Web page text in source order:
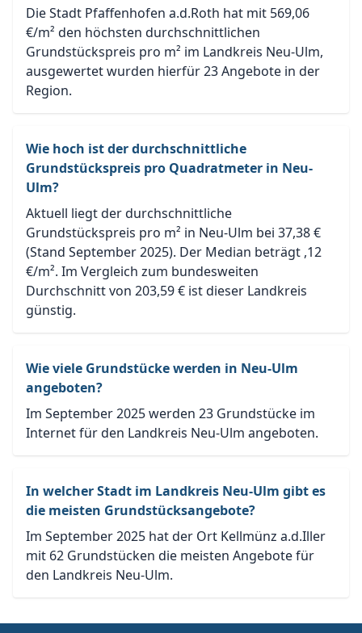
Die Stadt Pfaffenhofen a.d.Roth hat mit 569,06
€/m² den höchsten durchschnittlichen
Grundstückspreis pro m² im Landkreis Neu-Ulm,
ausgewertet wurden hierfür 23 Angebote in der
Region.
Wie hoch ist der durchschnittliche
Grundstückspreis pro Quadratmeter in Neu-
Ulm?
Aktuell liegt der durchschnittliche
Grundstückspreis pro m² in Neu-Ulm bei 37,38 €
(Stand September 2025). Der Median beträgt ,12
€/m². Im Vergleich zum bundesweiten
Durchschnitt von 203,59 € ist dieser Landkreis
günstig.
Wie viele Grundstücke werden in Neu-Ulm
angeboten?
Im September 2025 werden 23 Grundstücke im
Internet für den Landkreis Neu-Ulm angeboten.
In welcher Stadt im Landkreis Neu-Ulm gibt es
die meisten Grundstücksangebote?
Im September 2025 hat der Ort Kellmünz a.d.Iller
mit 62 Grundstücken die meisten Angebote für
den Landkreis Neu-Ulm.